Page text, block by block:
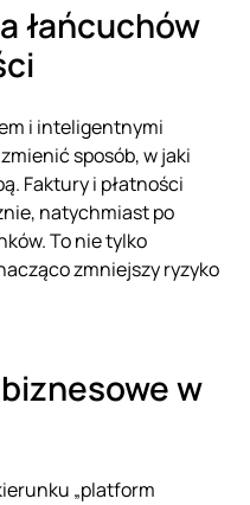
łańcuchów
i inteligentnymi
sposób, w jaki
Faktury i płatności
natychmiast po
To nie tylko
zmniejszy ryzyko
w
„platform